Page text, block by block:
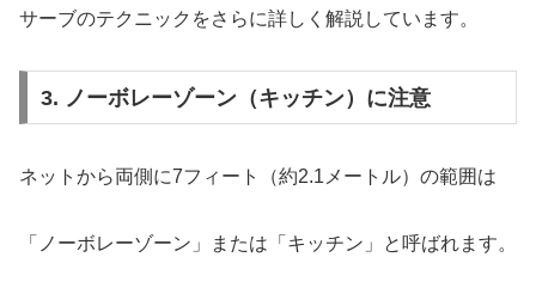
サーブのテクニックをさらに詳しく解説しています。
3. ノーボレーゾーン（キッチン）に注意
ネットから両側に7フィート（約2.1メートル）の範囲は
「ノーボレーゾーン」または「キッチン」と呼ばれます。